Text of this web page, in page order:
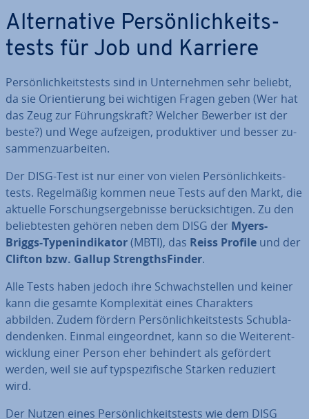
Al­ter­na­ti­ve Per­sön­lich­keits­
tests für Job und Karriere
Per­sön­lich­keits­tests sind in Un­ter­neh­men sehr beliebt,
da sie Ori­en­tie­rung bei wichtigen Fragen geben (Wer hat
das Zeug zur Füh­rungs­kraft? Welcher Bewerber ist der
beste?) und Wege aufzeigen, pro­duk­ti­ver und besser zu­
sam­men­zu­ar­bei­ten.
Der DISG-Test ist nur einer von vielen Per­sön­lich­keits­
tests. Re­gel­mä­ßig kommen neue Tests auf den Markt, die
aktuelle For­schungs­er­geb­nis­se be­rück­sich­ti­gen. Zu den
be­lieb­tes­ten gehören neben dem DISG der Myers-
Briggs-Ty­pen­in­di­ka­tor(MBTI), das Reiss Profile und der
Clifton bzw. Gallup Strengths­Fin­der.
Alle Tests haben jedoch ihre Schwach­stel­len und keiner
kann die gesamte Kom­ple­xi­tät eines Cha­rak­ters
abbilden. Zudem fördern Per­sön­lich­keits­tests Schub­la­
den­den­ken. Einmal ein­ge­ord­net, kann so die Wei­ter­ent­
wick­lung einer Person eher behindert als gefördert
werden, weil sie auf typ­spe­zi­fi­sche Stärken reduziert
wird.
Der Nutzen eines Per­sön­lich­keits­tests wie dem DISG